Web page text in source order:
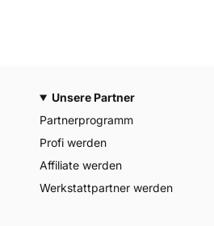
Unsere Partner
Partnerprogramm
Profi werden
Affiliate werden
Werkstattpartner werden